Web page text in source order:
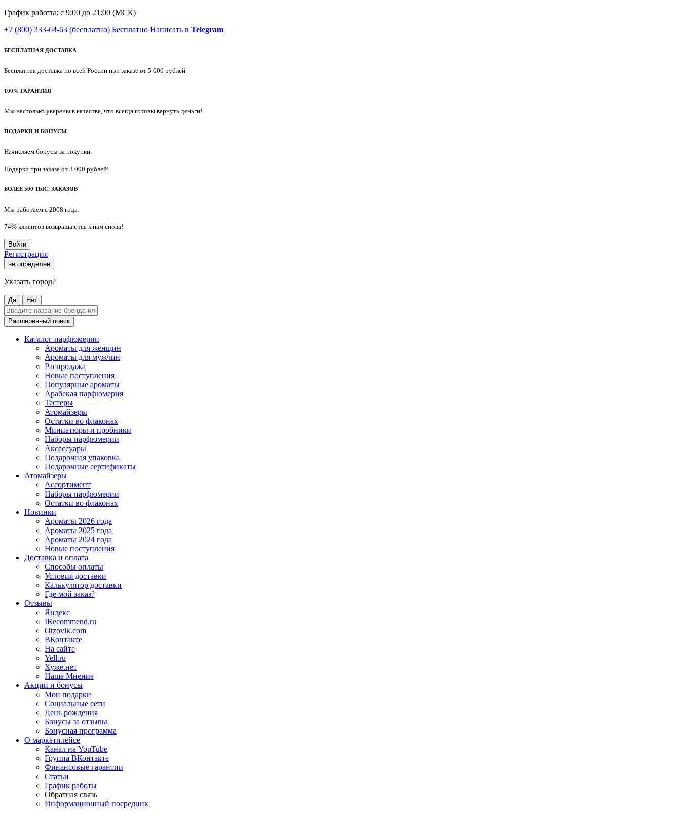
График работы: с 9:00 до 21:00 (МСК)
+7 (800) 333-64-63 (бесплатно) Бесплатно Написать в Telegram
БЕСПЛАТНАЯ ДОСТАВКА
Бесплатная доставка по всей России при заказе от 5 000 рублей.
100% ГАРАНТИЯ
Мы настолько уверены в качестве, что всегда готовы вернуть деньги!
ПОДАРКИ И БОНУСЫ
Начисляем бонусы за покупки.
Подарки при заказе от 3 000 рублей!
БОЛЕЕ 500 ТЫС. ЗАКАЗОВ
Мы работаем с 2008 года.
74% клиентов возвращаются к нам снова!
Войти
Регистрация
не определен
Указать город?
Да Нет
Расширенный поиск
Каталог парфюмерии
Ароматы для женщин
Ароматы для мужчин
Распродажа
Новые поступления
Популярные ароматы
Арабская парфюмерия
Тестеры
Атомайзеры
Остатки во флаконах
Миниатюры и пробники
Наборы парфюмерии
Аксессуары
Подарочная упаковка
Подарочные сертификаты
Атомайзеры
Ассортимент
Наборы парфюмерии
Остатки во флаконах
Новинки
Ароматы 2026 года
Ароматы 2025 года
Ароматы 2024 года
Новые поступления
Доставка и оплата
Способы оплаты
Условия доставки
Калькулятор доставки
Где мой заказ?
Отзывы
Яндекс
IRecommend.ru
Otzovik.com
ВКонтакте
На сайте
Yell.ru
Хуже.нет
Наше Мнение
Акции и бонусы
Мои подарки
Социальные сети
День рождения
Бонусы за отзывы
Бонусная программа
О маркетплейсе
Канал на YouTube
Группа ВКонтакте
Финансовые гарантии
Статьи
График работы
Обратная связь
Информационный посредник